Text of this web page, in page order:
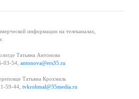
информации на телеканалах,
Татьяна Антонова
03-54, antonova@ers35.ru
Татьяна Крохмаль
59-44, tvkrohmal@35media.ru